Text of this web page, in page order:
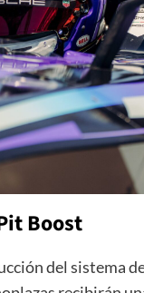
Boost
del sistema